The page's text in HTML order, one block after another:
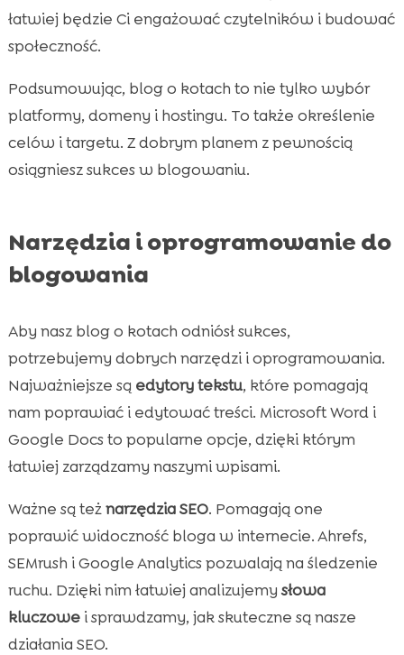
łatwiej będzie Ci engażować czytelników i budować
społeczność.
Podsumowując, blog o kotach to nie tylko wybór
platformy, domeny i hostingu. To także określenie
celów i targetu. Z dobrym planem z pewnością
osiągniesz sukces w blogowaniu.
Narzędzia i oprogramowanie do
blogowania
Aby nasz blog o kotach odniósł sukces,
potrzebujemy dobrych narzędzi i oprogramowania.
Najważniejsze są edytory tekstu, które pomagają
nam poprawiać i edytować treści. Microsoft Word i
Google Docs to popularne opcje, dzięki którym
łatwiej zarządzamy naszymi wpisami.
Ważne są teżnarzędzia SEO. Pomagają one
poprawić widoczność bloga w internecie. Ahrefs,
SEMrush i Google Analytics pozwalają na śledzenie
ruchu. Dzięki nim łatwiej analizujemy słowa
kluczowei sprawdzamy, jak skuteczne są nasze
działania SEO.